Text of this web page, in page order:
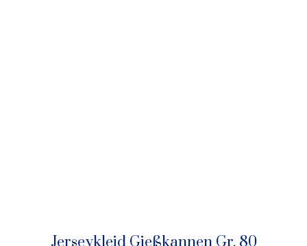
Jerseykleid Gießkannen Gr. 80